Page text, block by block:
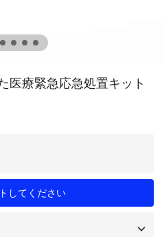
医療緊急応急処置キット
してください